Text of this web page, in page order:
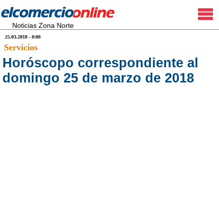
Noticias Zona Norte
25.03.2018 - 0:00
Servicios
Horóscopo correspondiente al
domingo 25 de marzo de 2018